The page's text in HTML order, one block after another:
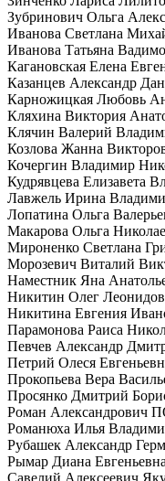
Зубринович Ольга
Иванова Светлана
Иванова Татьяна
Кагановская Елена
Казанцев Александр
Карножицкая Любовь
Кляхина Виктория
Клячин Валерий
Козлова Жанна
Кочергин Владимир
Кудрявцева Елизавета
Лавжель Ирина
Лопатина Ольга
Макарова Ольга
Мироненко Светлана
Морозевич Виталий
Наместник Яна
Никитин Олег
Никитина Евгения
Парамонова Раиса
Певчев Александр
Петрий Олеся
Прокопьева Вера
Просянко Дмитрий
Роман Александрович
Романюха Илья
Рубашек Александр
Рымар Диана Евгеньевна